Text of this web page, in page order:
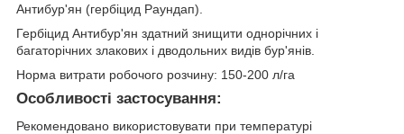
Антибур'ян (гербіцид Раундап).
Гербіцид Антибур'ян здатний знищити однорічних і
багаторічних злакових і дводольних видів бур'янів.
Норма витрати робочого розчину: 150-200 л/га
Особливості застосування:
Рекомендовано використовувати при температурі